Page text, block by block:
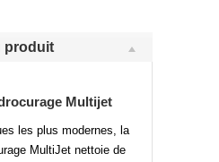
produit
Multijet
les plus modernes, la
MultiJet nettoie de